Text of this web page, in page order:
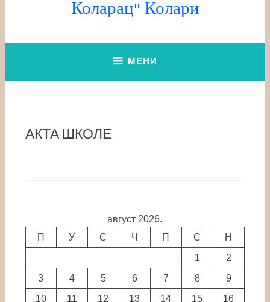
Коларац" Колари
МЕНИ
АКТА ШКОЛЕ
август 2026.
П
У С Ч П С
Н
1
2
3
4 5 6 7 8
9
10
11 12 13 14 15 16